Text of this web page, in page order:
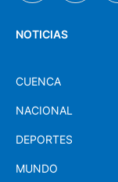
NOTICIAS
CUENCA
NACIONAL
DEPORTES
MUNDO